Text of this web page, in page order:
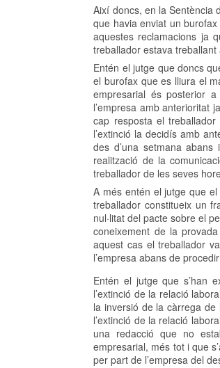
Així doncs, en la Sentència
que havia enviat un
aquestes reclamacions ja
treballador estava
Entén el jutge que doncs
el burofax que es lliura el
empresarial és posterior
l’empresa amb anterioritat
cap resposta el
l’extinció la decidís amb
des d’una setmana
realització de la
treballador de les seves
A més entén el jutge que
treballador constitueix un
nul·litat del pacte sobre el
coneixement de la
aquest cas el treballador
l’empresa abans de
Entén el jutge que s’han
l’extinció de la relació
la inversió de la càrrega
l’extinció de la relació
una redacció que no
empresarial, més tot i que
per part de l’empresa del